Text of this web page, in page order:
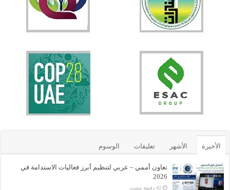
الأخيرة الأشهر تعليقات الوسوم
تعاون أممي – عربي لتنظيم أبرز فعاليات الاستدامة في
2026